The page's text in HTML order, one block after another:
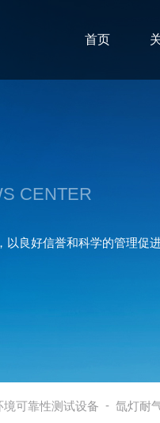
首页
CENTER
以良好信誉和科学的管理促
境可靠性测试设备 - 氙灯耐